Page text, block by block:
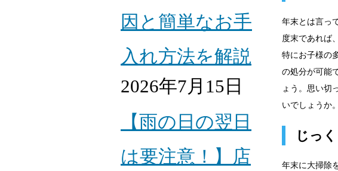
年末とは言っ
度末であれば
特にお子様の
の処分が可能
ょう。思い切
いでしょうか。
じっ
年末に大掃除
因と簡単なお手
入れ方法を解説
2026年7月15日
【雨の日の翌日
は要注意！】店